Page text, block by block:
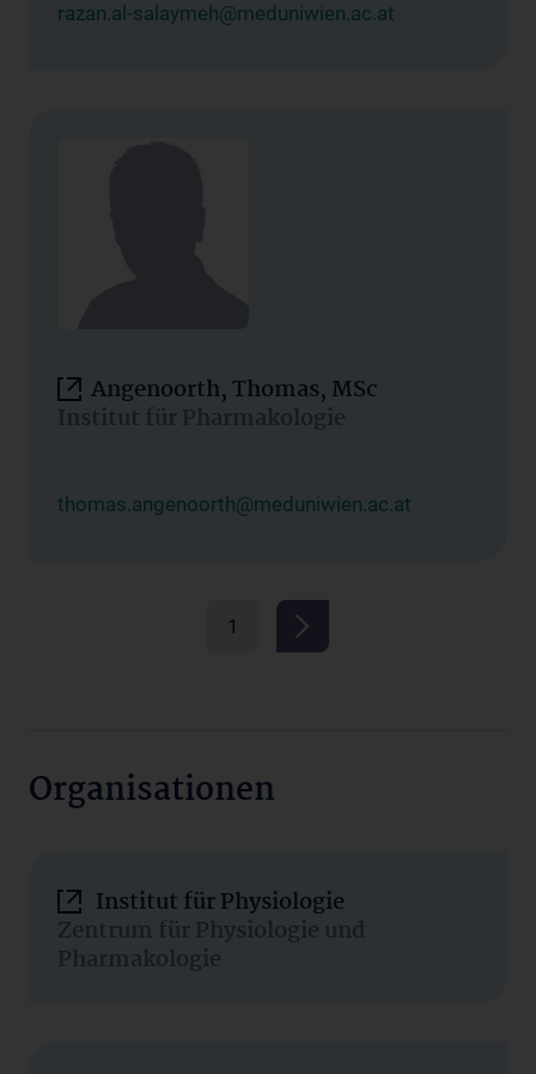
razan.al-salaymeh@meduniwien.ac.at
Angenoorth, Thomas, MSc
Institut für Pharmakologie
thomas.angenoorth@meduniwien.ac.at
1
Organisationen
Institut für Physiologie
Zentrum für Physiologie und
Pharmakologie